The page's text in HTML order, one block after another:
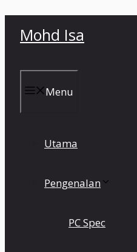
Mohd Isa
Menu
Utama
Pengenalan
PC Spec